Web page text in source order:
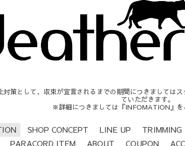
策として、収束が宣言されるまでの期間につきましては
ていただきます。
※詳細につきましては『INFOMATION』を
SHOP CONCEPT LINE UP TRIMMING
PARACORD ITEM
ABOUT COUPON